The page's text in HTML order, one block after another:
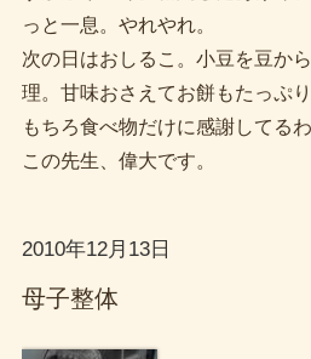
っと一息。やれやれ。
次の日はおしるこ。小豆を豆か
理。甘味おさえてお餅もたっぷり
もちろ食べ物だけに感謝してる
この先生、偉大です。
2010年12月13日
母子整体